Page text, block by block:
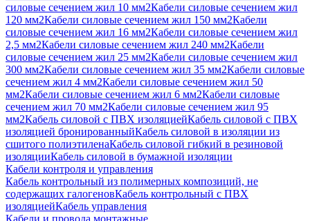
силовые сечением жил 10 мм2Кабели силовые сечением жил
120 мм2Кабели силовые сечением жил 150 мм2Кабели
силовые сечением жил 16 мм2Кабели силовые сечением жил
2,5 мм2Кабели силовые сечением жил 240 мм2Кабели
силовые сечением жил 25 мм2Кабели силовые сечением жил
300 мм2Кабели силовые сечением жил 35 мм2Кабели силовые
сечением жил 4 мм2Кабели силовые сечением жил 50
мм2Кабели силовые сечением жил 6 мм2Кабели силовые
сечением жил 70 мм2Кабели силовые сечением жил 95
мм2Кабель силовой с ПВХ изоляциейКабель силовой с ПВХ
изоляцией бронированныйКабель силовой в изоляции из
сшитого полиэтиленаКабель силовой гибкий в резиновой
изоляцииКабель силовой в бумажной изоляции
Кабели контроля и управления
Кабель контрольный из полимерных композиций, не
содержащих галогеновКабель контрольный с ПВХ
изоляциейКабель управления
Кабели и провода монтажные